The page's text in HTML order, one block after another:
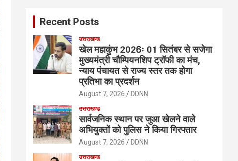
Recent Posts
उत्तराखण्ड
खेल महाकुंभ 2026ः 01 सितंबर से सजेगा
मुख्यमंत्री चौम्पियनशिप ट्रॉफी का मंच,
न्याय पंचायत से राज्य स्तर तक होगा
प्रतिभा का प्रदर्शन
August 7, 2026 DDNN
उत्तराखण्ड
सार्वजनिक स्थान पर जुआ खेलने वाले
अभियुक्तों को पुलिस ने किया गिरफ्तार
August 7, 2026 DDNN
उत्तराखण्ड